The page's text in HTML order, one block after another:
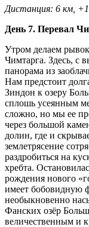
Дистанция: 6 км,
День 7. Перевал
Утром делаем
Чимтарга. Здесь, с
панорама из
Нам предстоит
Зиндон к озеру
сплошь усеянным
сложно, но мы ее
через большой
долин, где и
землетрясение
раздробиться на
хребта.
рождения нового
имеет бобовидную
необыкновенно
Фанских озёр
величественным и